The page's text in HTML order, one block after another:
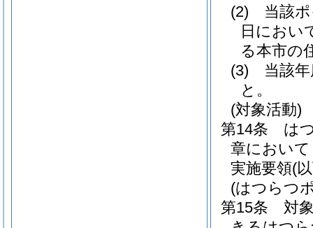
(2)
当該
日におい
る本市の
(3)
当該
と。
(対象活動)
第14条
は
章におい
実施要領(
(はつらつ
第15条
対